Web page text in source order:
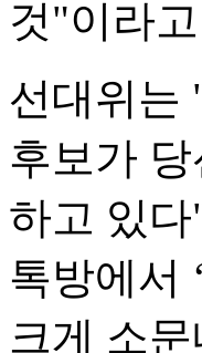
것"이라
선대위는
후보가
하고 있
톡방에서
크게 소